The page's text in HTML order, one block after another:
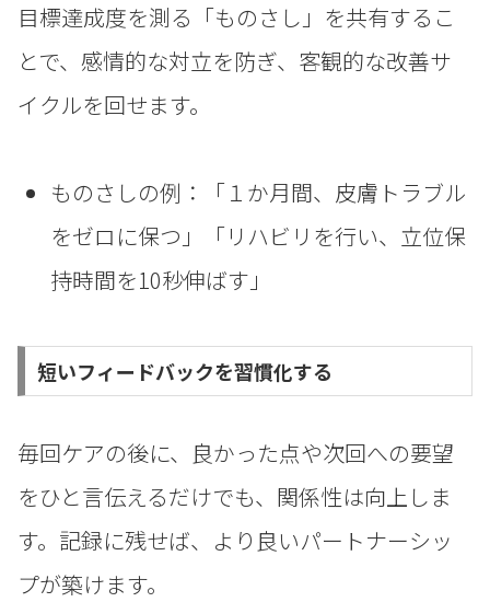
目標達成度を測る「ものさし」を共有するこ
とで、感情的な対立を防ぎ、客観的な改善サ
イクルを回せます。
ものさしの例：「１か月間、皮膚トラブル
をゼロに保つ」「リハビリを行い、立位保
持時間を10秒伸ばす」
短いフィードバックを習慣化する
毎回ケアの後に、良かった点や次回への要望
をひと言伝えるだけでも、関係性は向上しま
す。記録に残せば、より良いパートナーシッ
プが築けます。